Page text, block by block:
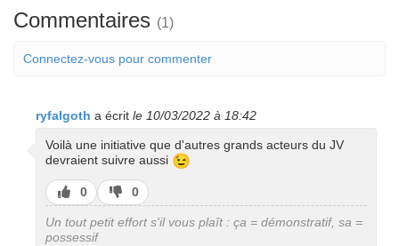
Commentaires (1)
Connectez-vous pour commenter
ryfalgoth a écrit le 10/03/2022 à 18:42
Voilà une initiative que d'autres grands acteurs du JV
devraient suivre aussi 😉
J’aime
0
J’aime
pas
0
Un tout petit effort s'il vous plaît : ça = démonstratif, sa =
possessif